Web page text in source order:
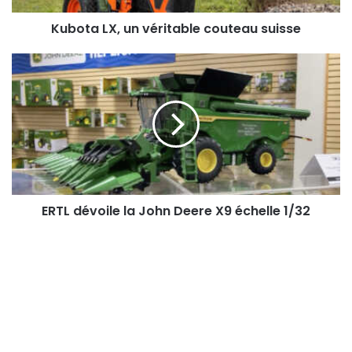
Kubota LX, un véritable couteau suisse
ERTL
dévoile
la
John
Deere
X9
échelle
1/32
ERTL dévoile la John Deere X9 échelle 1/32